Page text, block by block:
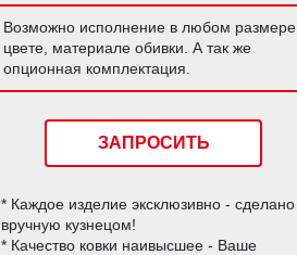
Возможно исполнение в любом размере,
цвете, материале обивки. А так же
опционная комплектация.
ЗАПРОСИТЬ
* Каждое изделие эксклюзивно - сделано
вручную кузнецом!
* Качество ковки наивысшее - Ваше